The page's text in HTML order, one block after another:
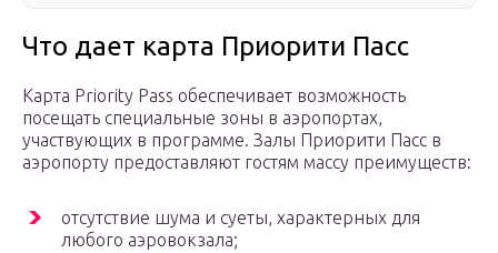
Что дает карта Приорити Пасс
Карта Priority Pass обеспечивает возможность
посещать специальные зоны в аэропортах,
участвующих в программе. Залы Приорити Пасс в
аэропорту предоставляют гостям массу преимуществ:
отсутствие шума и суеты, характерных для
любого аэровокзала;